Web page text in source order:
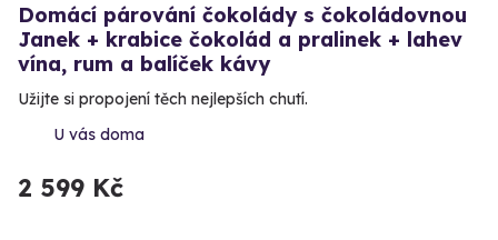
Domácí párování čokolády s čokoládovnou
Janek + krabice čokolád a pralinek + lahev
vína, rum a balíček kávy
Užijte si propojení těch nejlepších chutí.
U vás doma
2 599 Kč